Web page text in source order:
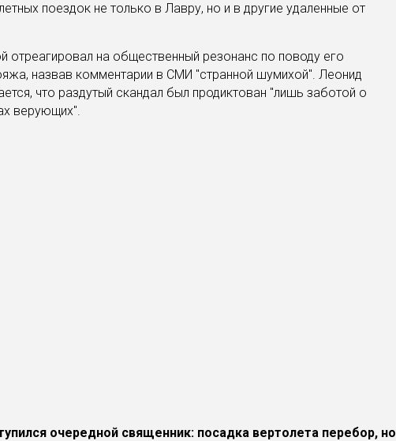
поездок не только в Лавру, но и в другие удаленные от
отреагировал на общественный резонанс по поводу его
назвав комментарии в СМИ "странной шумихой". Леонид
что раздутый скандал был продиктован "лишь заботой о
верующих".
очередной священник: посадка вертолета перебор, но